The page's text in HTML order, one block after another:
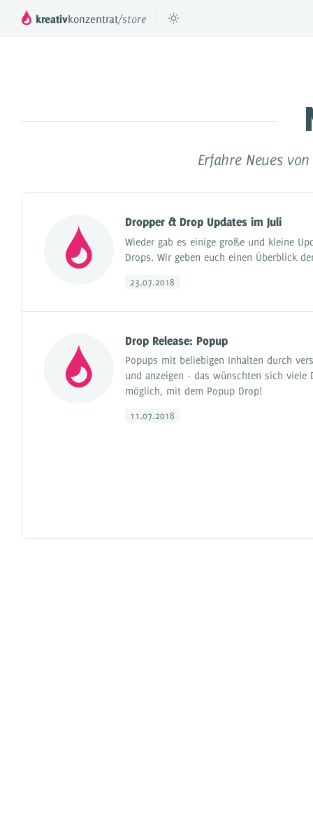
kreativkonzentrat/store
Das mächtige Inhaltesystem für deinen
Videos & Tutorials
Referenzen
Dokumentation
Füge
Erfahre Neues
Dropper & Drop Updates im Juli
Wieder gab es einige große und kleine
Drops. Wir geben euch einen Überblick
23.07.2018
Drop Release: Popup
Popups mit beliebigen Inhalten durch
und anzeigen - das wünschten sich viele
möglich, mit dem Popup Drop!
11.07.2018